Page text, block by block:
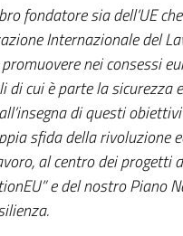
fondatore sia dell’UE che
Internazionale del
nei consessi
di cui è parte la sicurezza
di questi
sfida della rivoluzione
al centro dei progetti
e del nostro Piano